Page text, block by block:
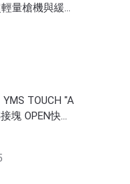
量槍機與緩衝
YMS TOUCH "A
塊 OPEN快拔